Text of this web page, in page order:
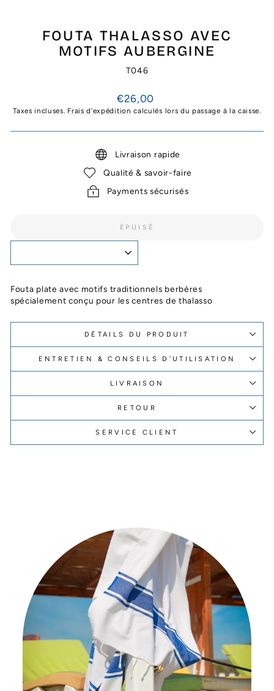
FOUTA THALASSO AVEC
MOTIFS AUBERGINE
T046
Prix
régulier
€26,00
Taxes incluses. Frais d'expédition calculés lors du passage à la caisse.
Livraison rapide
Qualité & savoir-faire
Payments sécurisés
ÉPUISÉ
Fouta plate avec motifs traditionnels berbères
spécialement conçu pour les centres de thalasso
DÉTAILS DU PRODUIT
ENTRETIEN & CONSEILS D’UTILISATION
LIVRAISON
RETOUR
SERVICE CLIENT